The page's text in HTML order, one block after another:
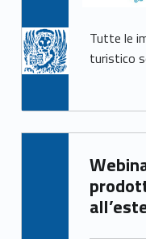
Tutte le
turistico
Webinar nazionale: Vendere